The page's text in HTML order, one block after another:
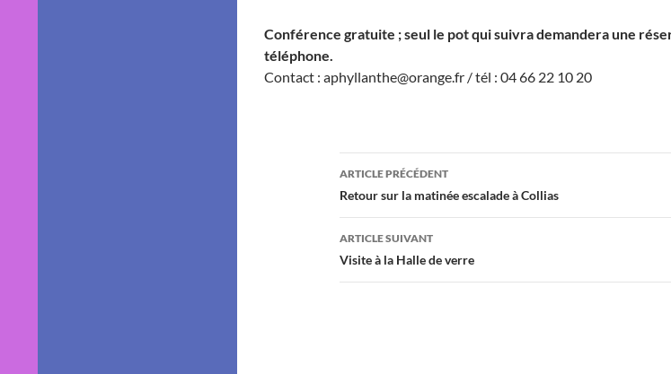
Conférence gratuite ; seul le pot qui suivra demandera une
téléphone.
Contact : aphyllanthe@orange.fr / tél : 04 66 22 10 20
Navigation
des
articles
ARTICLE PRÉCÉDENT
Retour sur la matinée escalade à Collias
ARTICLE SUIVANT
Visite à la Halle de verre